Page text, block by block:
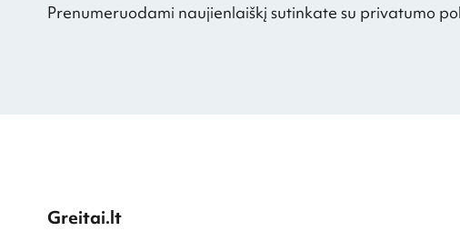
Prenumeruodami naujienlaiškį sutinkate su privatumo
Greitai.lt